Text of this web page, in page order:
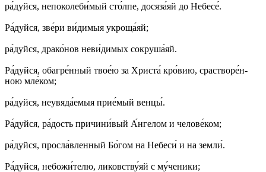
ра́­дуй­ся, не­по­ко­ле­би́­мый сто́л­пе, до­ся­за́яй до Не­бе­се́.
Ра́­дуй­ся, зве́­ри ви́­ди­мыя укро­ща́­яй;
ра́­дуй­ся, дра­ко́­нов не­ви́­ди­мых со­кру­ша́яй.
Ра́­дуй­ся, обаг­ре́н­ный твое́ю за Хри­ста́ кро́­вию, сраст­во­ре́н­
ною мле́­ком;
ра́­дуй­ся, не­увя­да́­емыя при­е́мый вен­цы́.
Ра́­дуй­ся, ра́­дость при­чи­ни́­вый А́н­ге­лом и че­ло­ве́­ком;
ра́­дуй­ся, про­сла́в­лен­ный Бо́­гом на Не­бе­си́ и на зем­ли́.
Ра́­дуй­ся, не­бо­жи́­те­лю, ли­ков­ству́­яй с му́­че­ни­ки;